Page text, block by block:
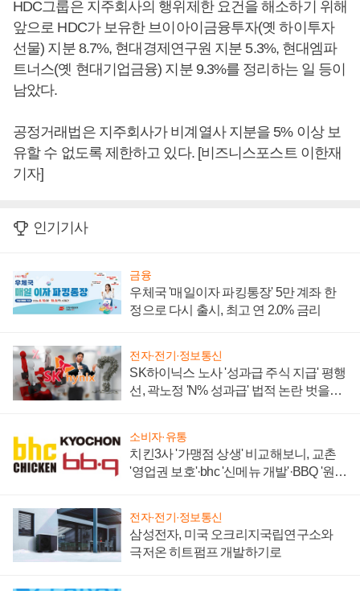
HDC그룹은 지주회사의 행위제한 요건을 해소하기 위해
앞으로 HDC가 보유한 브이아이금융투자(옛 하이투자
선물) 지분 8.7%, 현대경제연구원 지분 5.3%, 현대엠파
트너스(옛 현대기업금융) 지분 9.3%를 정리하는 일 등이
남았다.
공정거래법은 지주회사가 비계열사 지분을 5% 이상 보
유할 수 없도록 제한하고 있다. [비즈니스포스트 이한재
기자]
인기기사
금융
우체국 '매일이자 파킹통장' 5만 계좌 한
정으로 다시 출시, 최고 연 2.0% 금리
전자·전기·정보통신
SK하이닉스 노사 '성과급 주식 지급' 평행
선, 곽노정 'N% 성과급' 법적 논란 벗을지
소비자·유통
치킨3사 '가맹점 상생' 비교해보니, 교촌
'영업권 보호'·bhc '신메뉴 개발'·BBQ '원가
전자·전기·정보통신
삼성전자, 미국 오크리지국립연구소와
극저온 히트펌프 개발하기로